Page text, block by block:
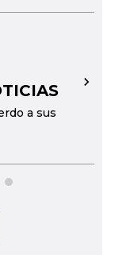
a sus
→